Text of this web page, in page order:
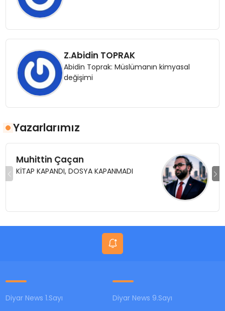
Z.Abidin TOPRAK
Abidin Toprak: Müslümanın kimyasal
değişimi
Yazarlarımız
Muhittin Çaçan
KİTAP KAPANDI, DOSYA KAPANMADI
Diyar News 1.Sayı Diyar News 9.Sayı